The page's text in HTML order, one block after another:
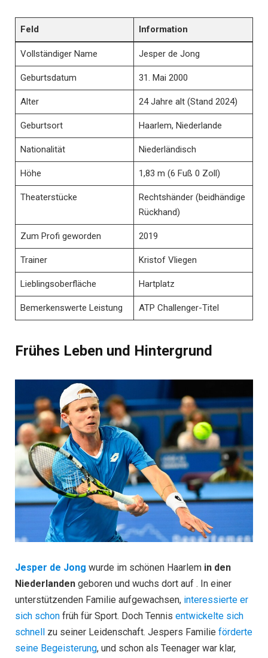
Feld Information
Vollständiger Name Jesper de Jong
Geburtsdatum 31. Mai 2000
Alter 24 Jahre alt (Stand 2024)
Geburtsort Haarlem, Niederlande
Nationalität Niederländisch
Höhe 1,83 m (6 Fuß 0 Zoll)
Theaterstücke
Rechtshänder (beidhändige
Rückhand)
Zum Profi geworden 2019
Trainer Kristof Vliegen
Lieblingsoberfläche Hartplatz
Bemerkenswerte Leistung ATP Challenger-Titel
Frühes Leben und Hintergrund
Jesper de Jong wurde im schönen Haarlem in den
Niederlanden geboren und wuchs dort auf . In einer
unterstützenden Familie aufgewachsen, interessierte er
sich schon früh für Sport. Doch Tennis entwickelte sich
schnell
zu seiner Leidenschaft. Jespers Familie förderte
seine Begeisterung, und schon als Teenager war klar,